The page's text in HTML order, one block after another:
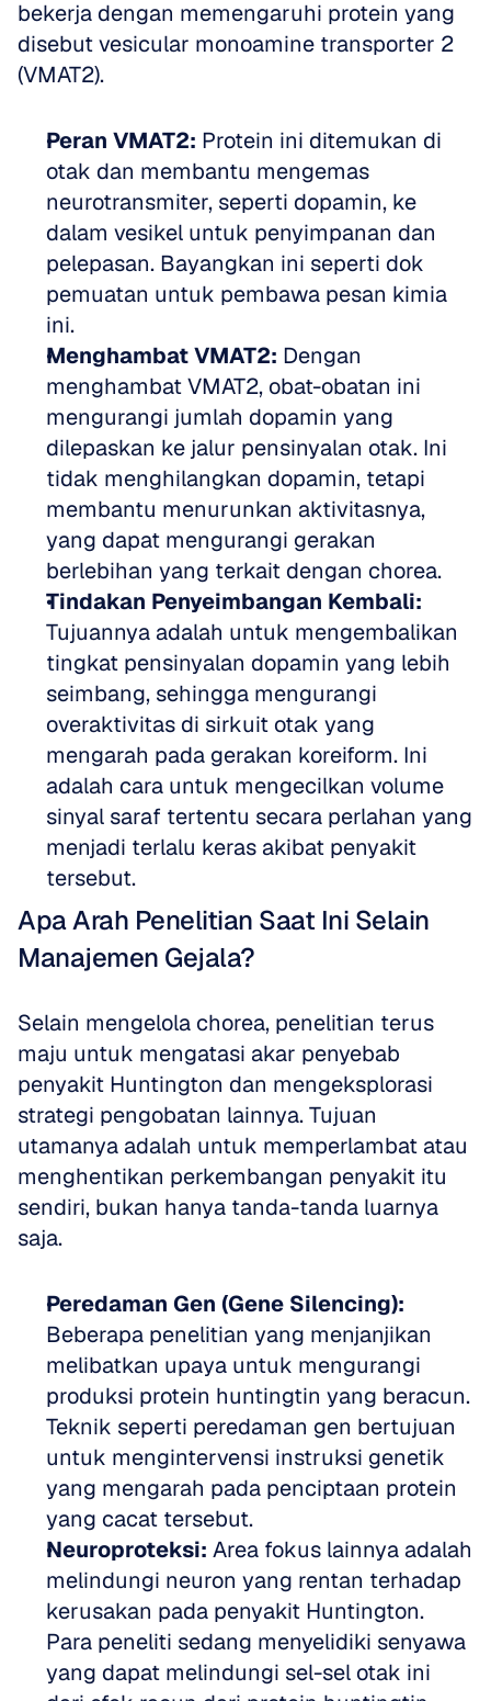
bekerja dengan memengaruhi protein yang
disebut vesicular monoamine transporter 2
(VMAT2).
Peran VMAT2: Protein ini ditemukan di
otak dan membantu mengemas
neurotransmiter, seperti dopamin, ke
dalam vesikel untuk penyimpanan dan
pelepasan. Bayangkan ini seperti dok
pemuatan untuk pembawa pesan kimia
ini.
Menghambat VMAT2: Dengan
menghambat VMAT2, obat-obatan ini
mengurangi jumlah dopamin yang
dilepaskan ke jalur pensinyalan otak. Ini
tidak menghilangkan dopamin, tetapi
membantu menurunkan aktivitasnya,
yang dapat mengurangi gerakan
berlebihan yang terkait dengan chorea.
Tindakan Penyeimbangan Kembali:
Tujuannya adalah untuk mengembalikan
tingkat pensinyalan dopamin yang lebih
seimbang, sehingga mengurangi
overaktivitas di sirkuit otak yang
mengarah pada gerakan koreiform. Ini
adalah cara untuk mengecilkan volume
sinyal saraf tertentu secara perlahan yang
menjadi terlalu keras akibat penyakit
tersebut.
Apa Arah Penelitian Saat Ini Selain
Manajemen Gejala?
Selain mengelola chorea, penelitian terus
maju untuk mengatasi akar penyebab
penyakit Huntington dan mengeksplorasi
strategi pengobatan lainnya. Tujuan
utamanya adalah untuk memperlambat atau
menghentikan perkembangan penyakit itu
sendiri, bukan hanya tanda-tanda luarnya
saja.
Peredaman Gen (Gene Silencing):
Beberapa penelitian yang menjanjikan
melibatkan upaya untuk mengurangi
produksi protein huntingtin yang beracun.
Teknik seperti peredaman gen bertujuan
untuk mengintervensi instruksi genetik
yang mengarah pada penciptaan protein
yang cacat tersebut.
Neuroproteksi: Area fokus lainnya adalah
melindungi neuron yang rentan terhadap
kerusakan pada penyakit Huntington.
Para peneliti sedang menyelidiki senyawa
yang dapat melindungi sel-sel otak ini